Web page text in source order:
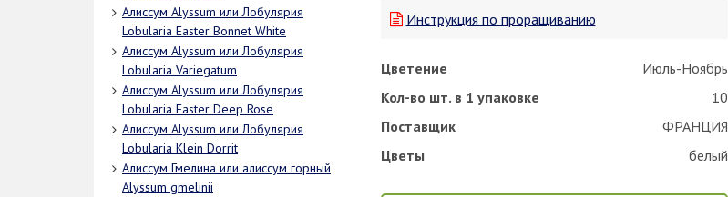
Алиссум Alyssum или Лобулярия
Lobularia Easter Bonnet White
Алиссум Alyssum или Лобулярия
Lobularia Variegatum
Алиссум Alyssum или Лобулярия
Lobularia Easter Deep Rose
Алиссум Alyssum или Лобулярия
Lobularia Klein Dorrit
Алиссум Гмелина или алиссум горный
Alyssum gmelinii
Инструкция по проращиванию
Цветение
Июль-Ноябрь
Кол-во шт. в 1 упаковке
10
Поставщик
ФРАНЦИЯ
Цветы
белый